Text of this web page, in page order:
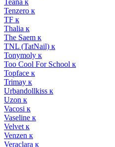
Teana к
Tenzero к
TF к
Thalia к
The Saem к
TNL (TatNail) к
Tonymoly к
Too Cool For School к
Topface к
Trimay к
Urbandollkiss к
Uzon к
Vacosi к
Vaseline к
Velvet к
Venzen к
Veraclara к